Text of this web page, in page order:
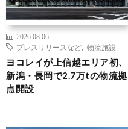
2026.08.06
プレスリリースなど
物流施設
ヨコレイが上信越エリア初、
新潟・長岡で2.7万tの物流拠
点開設